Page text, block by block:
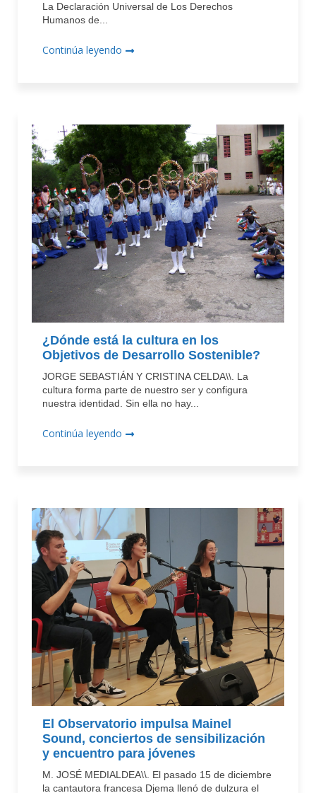
La Declaración Universal de Los Derechos
Humanos de...
Continúa leyendo
¿Dónde está la cultura en los
Objetivos de Desarrollo Sostenible?
JORGE SEBASTIÁN Y CRISTINA CELDA\\. La
cultura forma parte de nuestro ser y configura
nuestra identidad. Sin ella no hay...
Continúa leyendo
El Observatorio impulsa Mainel
Sound, conciertos de sensibilización
y encuentro para jóvenes
M. JOSÉ MEDIALDEA\\. El pasado 15 de diciembre
la cantautora francesa Djema llenó de dulzura el